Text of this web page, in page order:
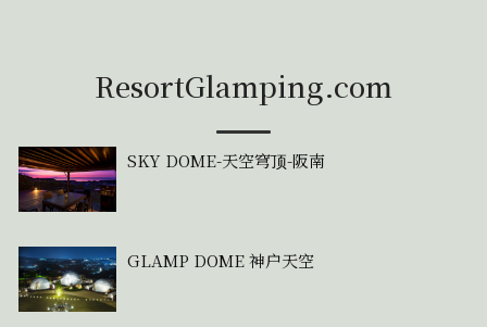
ResortGlamping.com
SKY DOME-天空穹顶-阪南
GLAMP DOME 神户天空